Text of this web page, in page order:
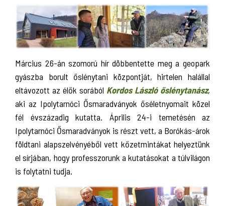
Március 26-án szomorú hír döbbentette meg a geopark
gyászba borult őslénytani központját, hirtelen halállal
eltávozott az élők sorából Kordos László őslénytanász,
aki az Ipolytarnóci Ősmaradványok őséletnyomait közel
fél évszázadig kutatta. Április 24-i temetésén az
Ipolytarnóci Ősmaradványok is részt vett, a Borókás-árok
földtani alapszelvényéből vett kőzetmintákat helyeztünk
el sírjában, hogy professzorunk a kutatásokat a túlvilágon
is folytatni tudja.